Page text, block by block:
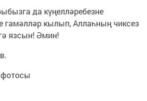
да күңелләребезне
гамәлләр кылып, Аллаһның чиксез
язсын! Әмин!